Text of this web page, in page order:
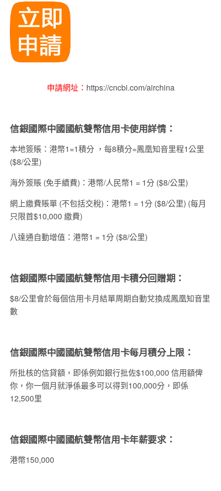
申請網址： https://cncbi.com/airchina
信銀國際中國國航雙幣信用卡使用詳情：
本地簽賬：港幣1=1積分 ，每8積分=鳳凰知音里程1公里
($8/公里)
海外簽賬 (免手續費)：港幣/人民幣1 = 1分 ($8/公里)
網上繳費賬單 (不包括交稅)：港幣1 = 1分 ($8/公里) (每月
只限首$10,000 繳費)
八達通自動增值：港幣1 = 1分 ($8/公里)
信銀國際中國國航雙幣信用卡積分回贈期：
$8/公里會於每個信用卡月結單周期自動兌換成鳳凰知音里
數
信銀國際中國國航雙幣信用卡每月積分上限：
所批核的信貸額，即係例如銀行批佐$100,000 信用額俾
你，你一個月就淨係最多可以得到100,000分，即係
12,500里
信銀國際中國國航雙幣信用卡年薪要求：
港幣150,000